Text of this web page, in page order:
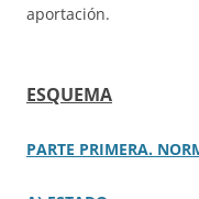
aportación.
ESQUEMA
PARTE PRIMERA.